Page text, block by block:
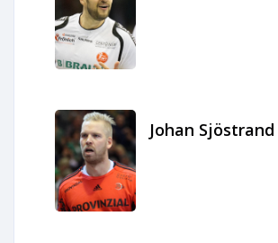
Johan Sjöstrand